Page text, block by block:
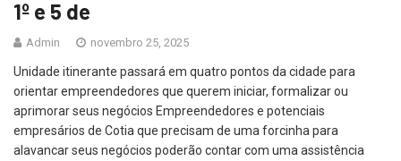
1º e 5 de
Admin novembro 25, 2025
Unidade itinerante passará em quatro pontos da cidade para
orientar empreendedores que querem iniciar, formalizar ou
aprimorar seus negócios Empreendedores e potenciais
empresários de Cotia que precisam de uma forcinha para
alavancar seus negócios poderão contar com uma assistência